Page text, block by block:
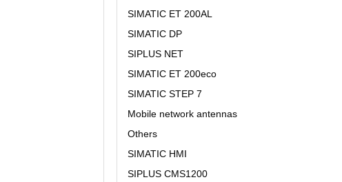
SIMATIC ET 200AL
SIMATIC DP
SIPLUS NET
SIMATIC ET 200eco
SIMATIC STEP 7
Mobile network antennas
Others
SIMATIC HMI
SIPLUS CMS1200